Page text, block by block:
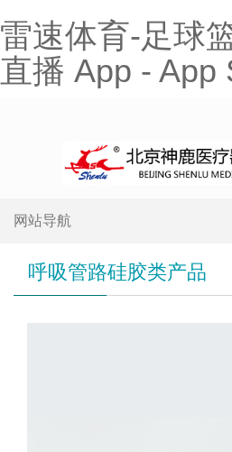
雷速体育-足球
直播 App - App
网站导航
呼吸管路硅胶类产品